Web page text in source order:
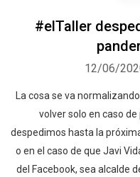
#elTaller
12/06/
La cosa se va
volver solo en caso
despedimos hasta la
o en el caso de que Javi
del Facebook, sea alcalde